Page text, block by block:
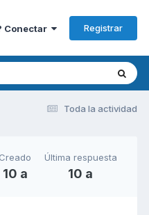
Conectar Registrar
Toda la actividad
Creado
10 a
Última respuesta
10 a